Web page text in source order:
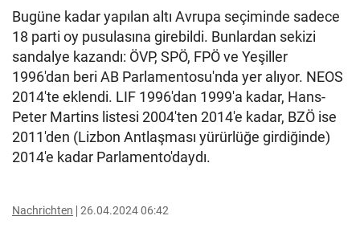
Bugüne kadar yapılan altı Avrupa seçiminde sadece
18 parti oy pusulasına girebildi. Bunlardan sekizi
sandalye kazandı: ÖVP, SPÖ, FPÖ ve Yeşiller
1996'dan beri AB Parlamentosu'nda yer alıyor. NEOS
2014'te eklendi. LIF 1996'dan 1999'a kadar, Hans-
Peter Martins listesi 2004'ten 2014'e kadar, BZÖ ise
2011'den (Lizbon Antlaşması yürürlüğe girdiğinde)
2014'e kadar Parlamento'daydı.
Nachrichten 26.04.2024 06:42